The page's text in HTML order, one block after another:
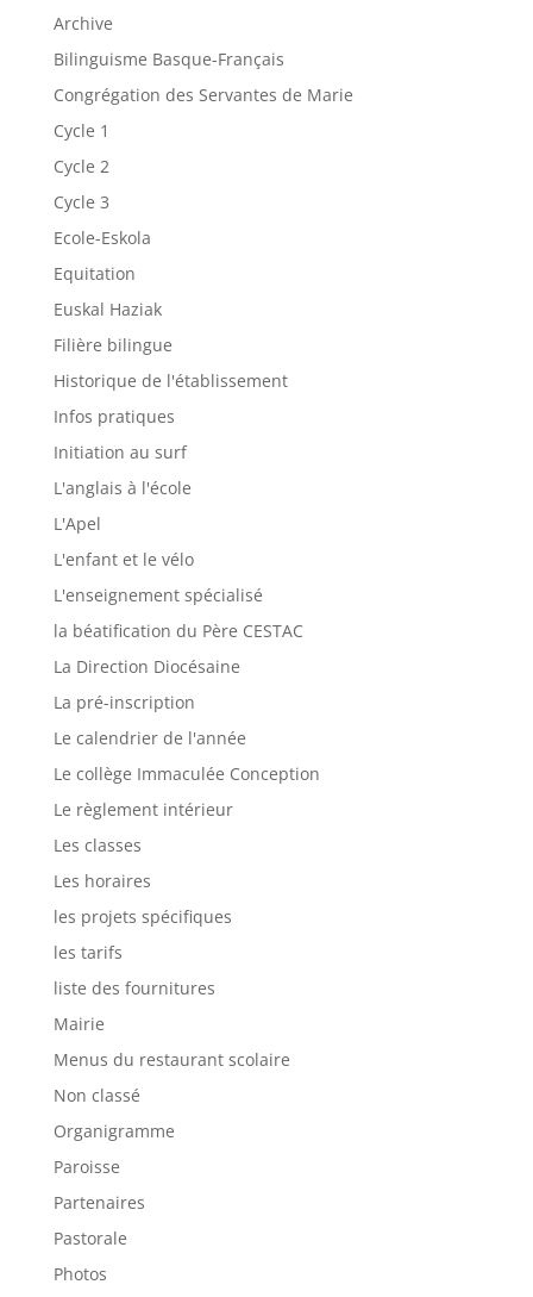
Archive
Bilinguisme Basque-Français
Congrégation des Servantes de Marie
Cycle 1
Cycle 2
Cycle 3
Ecole-Eskola
Equitation
Euskal Haziak
Filière bilingue
Historique de l'établissement
Infos pratiques
Initiation au surf
L'anglais à l'école
L'Apel
L'enfant et le vélo
L'enseignement spécialisé
la béatification du Père CESTAC
La Direction Diocésaine
La pré-inscription
Le calendrier de l'année
Le collège Immaculée Conception
Le règlement intérieur
Les classes
Les horaires
les projets spécifiques
les tarifs
liste des fournitures
Mairie
Menus du restaurant scolaire
Non classé
Organigramme
Paroisse
Partenaires
Pastorale
Photos